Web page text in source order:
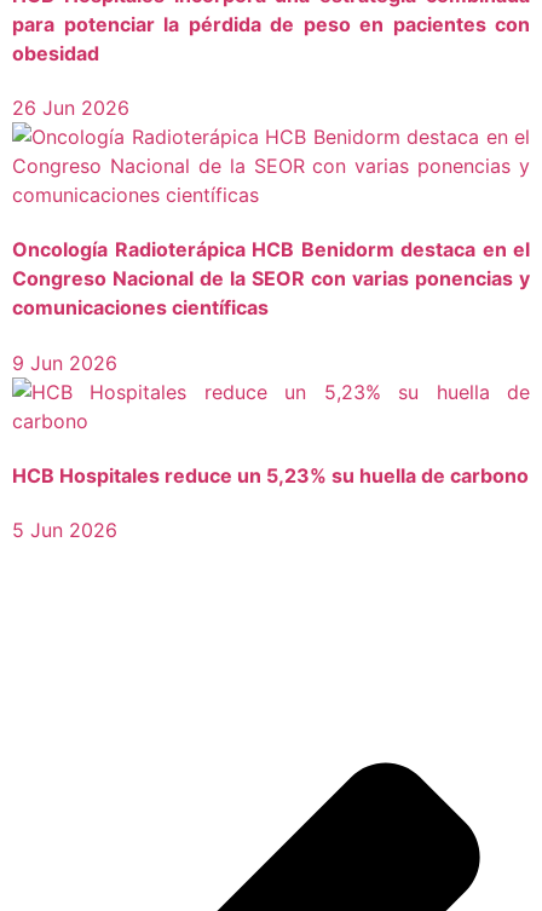
para potenciar la pérdida de peso en pacientes con
obesidad
26 Jun 2026
Oncología Radioterápica HCB Benidorm destaca en el
Congreso Nacional de la SEOR con varias ponencias y
comunicaciones científicas
9 Jun 2026
HCB Hospitales reduce un 5,23% su huella de carbono
5 Jun 2026